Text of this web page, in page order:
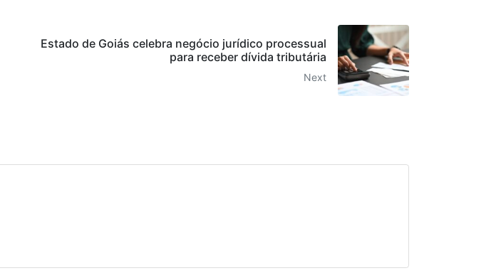
Estado de Goiás celebra negócio jurídico processual
para receber dívida tributária
Next